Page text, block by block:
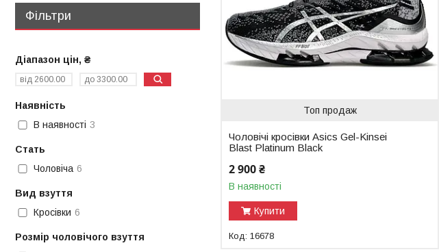
Топ продаж
Чоловічі кросівки Asics Gel-Kinsei
Blast Platinum Black
2 900 ₴
В наявності
Купити
16678
Фільтри
Діапазон цін, ₴
Наявність
В наявності 3
Стать
Чоловіча 6
Вид взуття
Кросівки 6
Розмір чоловічого взуття